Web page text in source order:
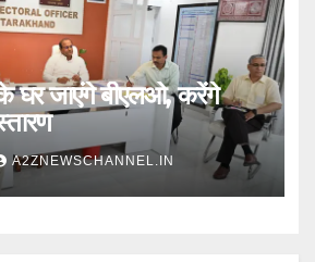
के घर जाएंगे बीएलओ, करेंगे
A2ZNEWSCHANNEL.IN